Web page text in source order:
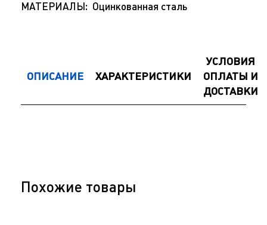
МАТЕРИАЛЫ: Оцинкованная сталь
ОПИСАНИЕ ХАРАКТЕРИСТИКИ
УСЛОВИЯ
ОПЛАТЫ И
ДОСТАВКИ
Похожие товары